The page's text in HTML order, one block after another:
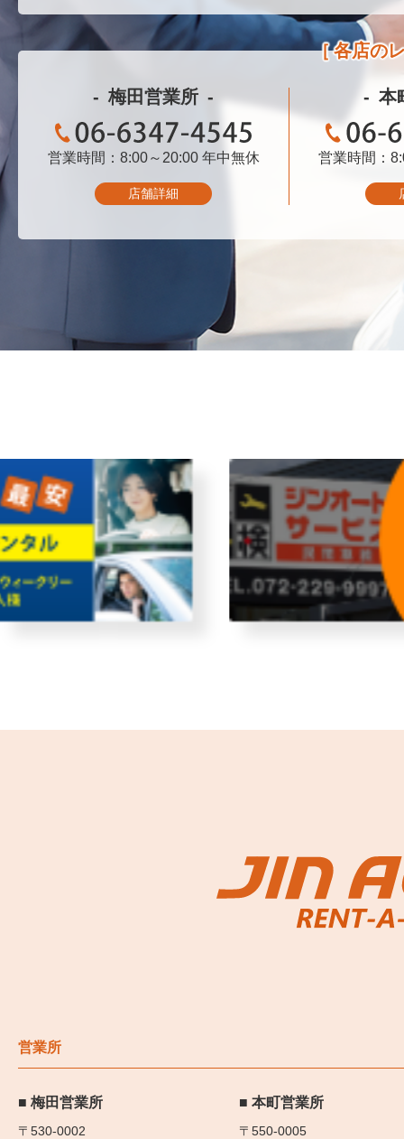
各店の
梅田営業所
06-6347-4545
営業時間：8:00～20:00 年中無休
店舗詳細
本
営業時間：
営業所
梅田営業所
〒530-0002
本町営業所
〒550-0005